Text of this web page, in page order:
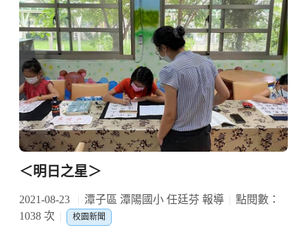
＜明日之星＞
2021-08-23 潭子區 潭陽國小 任廷芬 報導
點閱數：
1038 次
校園新聞